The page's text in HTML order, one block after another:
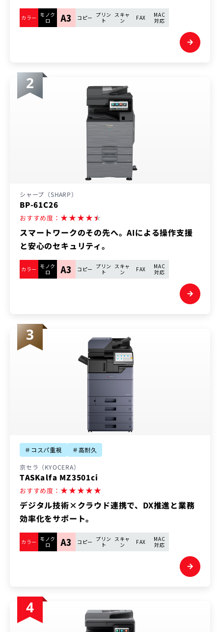
カラー モノク
ロ
A3 コピー プリン
ト
スキャ
ン
FAX
MAC
対応
シャープ（SHARP）
BP-61C26
おすすめ度： ★★★★★
スマートワークのその先へ。AIによる操作支援
と安心のセキュリティ。
カラー モノク
ロ
A3 コピー プリン
ト
スキャ
ン
FAX
MAC
対応
＃コスパ重視 ＃高耐久
京セラ（KYOCERA）
TASKalfa MZ3501ci
おすすめ度： ★★★★★
デジタル技術×クラウド連携で、DX推進と業務
効率化をサポート。
カラー モノク
ロ
A3 コピー プリン
ト
スキャ
ン
FAX
MAC
対応